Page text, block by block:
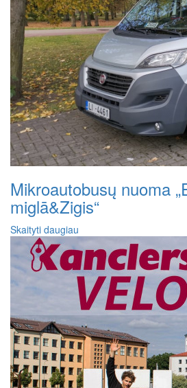
Mikroautobusų nuoma
miglā&Zigis“
Skaityti daugiau